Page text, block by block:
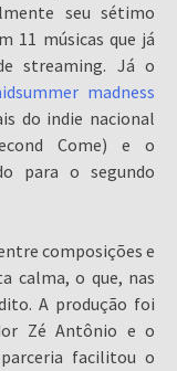
seu sétimo
11 músicas que já
streaming. Já o
madness
do indie nacional
Come) e o
para o segundo
composições e
calma, o que, nas
A produção foi
Zé Antônio e o
facilitou o